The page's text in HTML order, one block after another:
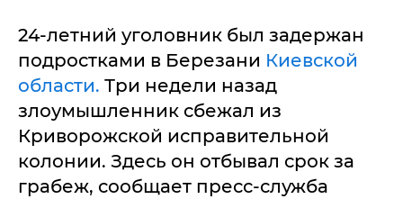
24-летний уголовник был задержан
подростками в Березани Киевской
области. Три недели назад
злоумышленник сбежал из
Криворожской исправительной
колонии. Здесь он отбывал срок за
грабеж, сообщает пресс-служба